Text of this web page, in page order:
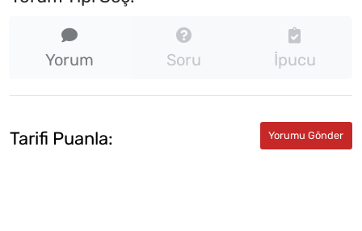
Yorum Soru İpucu
Tarifi Puanla: